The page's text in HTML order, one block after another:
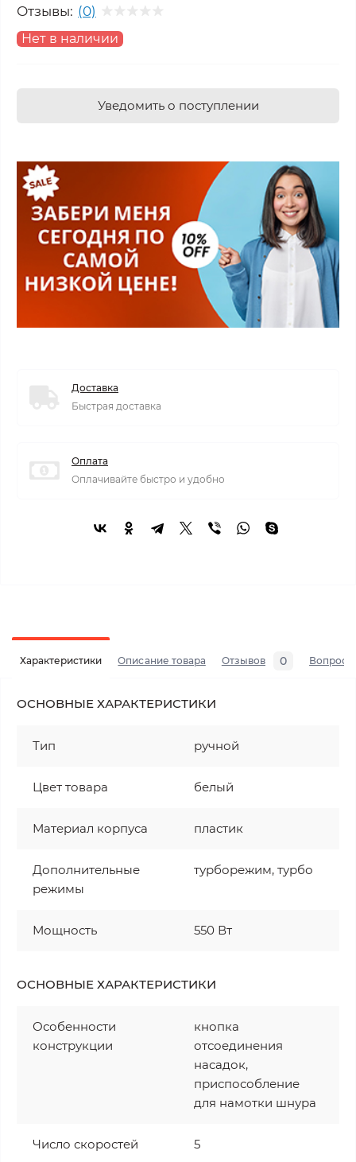
Отзывы: (0)
Нет в наличии
Уведомить о поступлении
Доставка
Быстрая доставка
Оплата
Оплачивайте быстро и удобно
Характеристики Описание товара Отзывов 0 Вопросы
ОСНОВНЫЕ ХАРАКТЕРИСТИКИ
Тип ручной
Цвет товара белый
Материал корпуса пластик
Дополнительные
режимы
турборежим, турбо
Мощность 550 Вт
ОСНОВНЫЕ ХАРАКТЕРИСТИКИ
Особенности
конструкции
кнопка
отсоединения
насадок,
приспособление
для намотки шнура
Число скоростей 5